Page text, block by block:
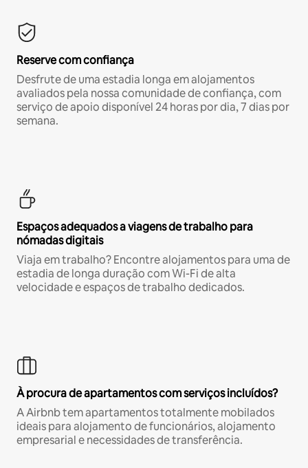
Reserve com confiança
Desfrute de uma estadia longa em alojamentos
avaliados pela nossa comunidade de confiança, com
serviço de apoio disponível 24 horas por dia, 7 dias por
semana.
Espaços adequados a viagens de trabalho para
nómadas digitais
Viaja em trabalho? Encontre alojamentos para uma de
estadia de longa duração com Wi-Fi de alta
velocidade e espaços de trabalho dedicados.
À procura de apartamentos com serviços incluídos?
A Airbnb tem apartamentos totalmente mobilados
ideais para alojamento de funcionários, alojamento
empresarial e necessidades de transferência.